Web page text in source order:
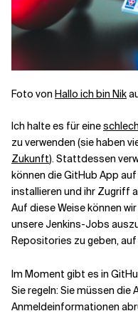
Foto von Hallo ich bin Nik
Ich halte es für eine
zu verwenden (sie haben
Zukunft). Stattdessen
können die GitHub App
installieren und ihr Zugriff
Auf diese Weise können
unsere Jenkins-Jobs
Repositories zu geben,
Im Moment gibt es in
Sie regeln: Sie müssen die
Anmeldeinformationen